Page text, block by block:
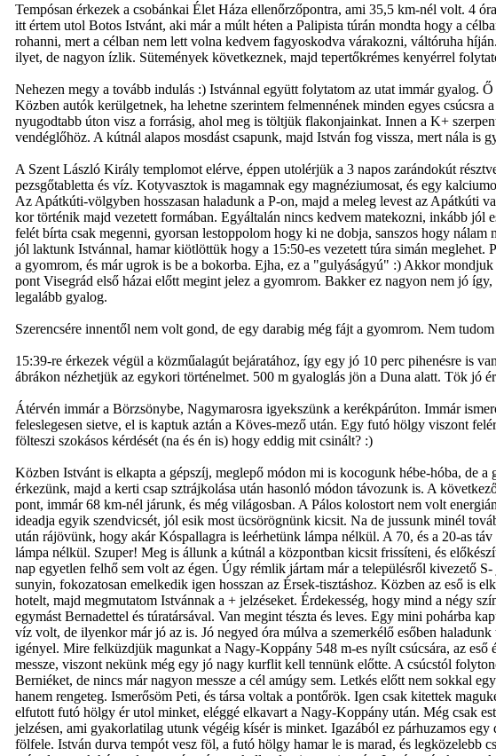
Tempósan érkezek a csobánkai Élet Háza ellenőrzőpontra, ami 35,5 km-nél volt. 4
itt értem utol Botos Istvánt, aki már a múlt héten a Palipista túrán mondta hogy a
rohanni, mert a célban nem lett volna kedvem fagyoskodva várakozni, váltóruha
ilyet, de nagyon ízlik. Sütemények következnek, majd tepertőkrémes kenyérrel
Nehezen megy a tovább indulás :) Istvánnal együtt folytatom az utat immár gyalog.
Közben autók kerülgetnek, ha lehetne szerintem felmennének minden egyes
nyugodtabb úton visz a forrásig, ahol meg is töltjük flakonjainkat. Innen a K+
vendéglőhöz. A kútnál alapos mosdást csapunk, majd István fog vissza, mert nála is
A Szent László Király templomot elérve, éppen utolérjük a 3 napos zarándokút
pezsgőtabletta és víz. Kotyvasztok is magamnak egy magnéziumosat, és egy
Az Apátkúti-völgyben hosszasan haladunk a P-on, majd a meleg levest az Apátkúti
kor történik majd vezetett formában. Egyáltalán nincs kedvem matekozni, inkább
felét bírta csak megenni, gyorsan lestoppolom hogy ki ne dobja, sanszos hogy
jól laktunk Istvánnal, hamar kiötlöttük hogy a 15:50-es vezetett túra simán
a gyomrom, és már ugrok is be a bokorba. Ejha, ez a "gulyáságyú" :) Akkor
pont Visegrád első házai előtt megint jelez a gyomrom. Bakker ez nagyon nem jó
legalább gyalog.
Szerencsére innentől nem volt gond, de egy darabig még fájt a gyomrom. Nem
15:39-re érkezek végül a közműalagút bejáratához, így egy jó 10 perc pihenésre is
ábrákon nézhetjük az egykori történelmet. 500 m gyaloglás jön a Duna alatt. Tök jó
Átérvén immár a Börzsönybe, Nagymarosra igyekszünk a kerékpárúton. Immár
feleslegesen sietve, el is kaptuk aztán a Köves-mező után. Egy futó hölgy viszont
fölteszi szokásos kérdését (na és én is) hogy eddig mit csinált? :)
Közben Istvánt is elkapta a gépszíj, meglepő módon mi is kocogunk hébe-hóba, de
érkezünk, majd a kerti csap sztrájkolása után hasonló módon távozunk is. A
pont, immár 68 km-nél járunk, és még világosban. A Pálos kolostort nem volt
ideadja egyik szendvicsét, jól esik most ücsörögnünk kicsit. Na de jussunk minél
után rájövünk, hogy akár Kóspallagra is leérhetünk lámpa nélkül. A 70, és a 20-as
lámpa nélkül. Szuper! Meg is állunk a kútnál a központban kicsit frissíteni, és
nap egyetlen felhő sem volt az égen. Úgy rémlik jártam már a településről kivezető
sunyin, fokozatosan emelkedik igen hosszan az Érsek-tisztáshoz. Közben az eső is
hotelt, majd megmutatom Istvánnak a + jelzéseket. Érdekesség, hogy mind a négy
egymást Bernadettel és túratársával. Van megint tészta és leves. Egy mini pohárba
víz volt, de ilyenkor már jó az is. Jó negyed óra múlva a szemerkélő esőben
igényel. Mire felküzdjük magunkat a Nagy-Koppány 548 m-es nyílt csúcsára, az
messze, viszont nekünk még egy jó nagy kurflit kell tennünk előtte. A csúcstól
Berniéket, de nincs már nagyon messze a cél amúgy sem. Letkés előtt nem sokkal
hanem rengeteg. Ismerősöm Peti, és társa voltak a pontőrök. Igen csak kitettek
elfutott futó hölgy ér utol minket, eléggé elkavart a Nagy-Koppány után. Még csak
jelzésen, ami gyakorlatilag utunk végéig kísér is minket. Igazából ez párhuzamos
fölfele. István durva tempót vesz föl, a futó hölgy hamar le is marad, és legközelebb